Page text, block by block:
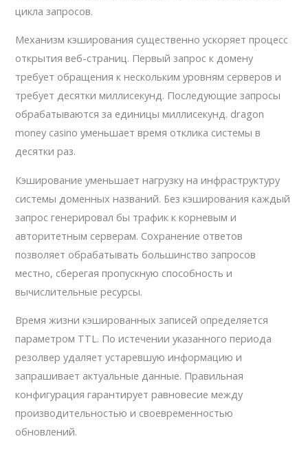
цикла запросов.
Механизм кэширования существенно ускоряет процесс
открытия веб-страниц. Первый запрос к домену
требует обращения к нескольким уровням серверов и
требует десятки миллисекунд. Последующие запросы
обрабатываются за единицы миллисекунд. dragon
money casino уменьшает время отклика системы в
десятки раз.
Кэширование уменьшает нагрузку на инфраструктуру
системы доменных названий. Без кэширования каждый
запрос генерировал бы трафик к корневым и
авторитетным серверам. Сохранение ответов
позволяет обрабатывать большинство запросов
местно, сберегая пропускную способность и
вычислительные ресурсы.
Время жизни кэшированных записей определяется
параметром TTL. По истечении указанного периода
резолвер удаляет устаревшую информацию и
запрашивает актуальные данные. Правильная
конфигурация гарантирует равновесие между
производительностью и своевременностью
обновлений.